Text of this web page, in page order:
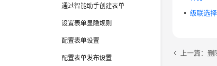
通过智能助手创建表单
设置表单显隐规则
配置表单设置
配置表单发布设置
级联选择
上一篇：删